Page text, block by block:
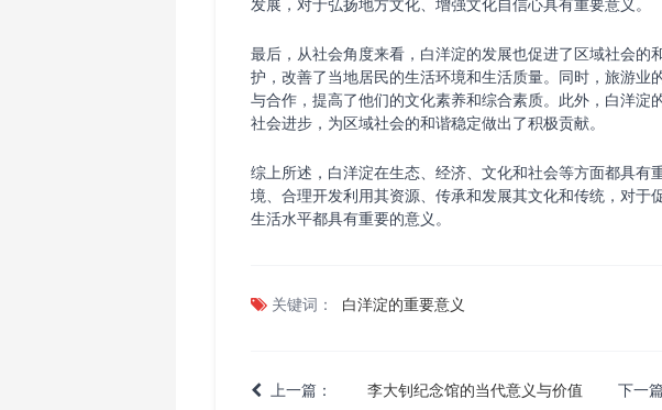
最后，从社会角度来看，白洋淀的发展也促进了区域社会的
护，改善了当地居民的生活环境和生活质量。同时，旅游业
与合作，提高了他们的文化素养和综合素质。此外，白洋淀
社会进步，为区域社会的和谐稳定做出了积极贡献。
综上所述，白洋淀在生态、经济、文化和社会等方面都具有
境、合理开发利用其资源、传承和发展其文化和传统，对于
生活水平都具有重要的意义。
关键词： 白洋淀的重要意义
上一篇： 李大钊纪念馆的当代意义与价值 下一